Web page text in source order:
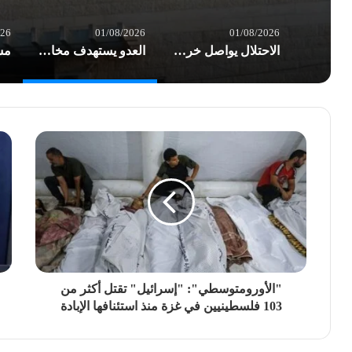
01/08/2026
الاحتلال يواصل خرق الهدنة في غزة.. شهداء وعشرات الإصابات بغارات العدو
01/08/2026
العدو يستهدف مخازن الأدوية في مستشفى شهداء الأقصى والخسائر أكثر من نصف مليون $
"الأورومتوسطي": "إسرائيل" تقتل أكثر من
103 فلسطينيين في غزة منذ استئنافها الإبادة